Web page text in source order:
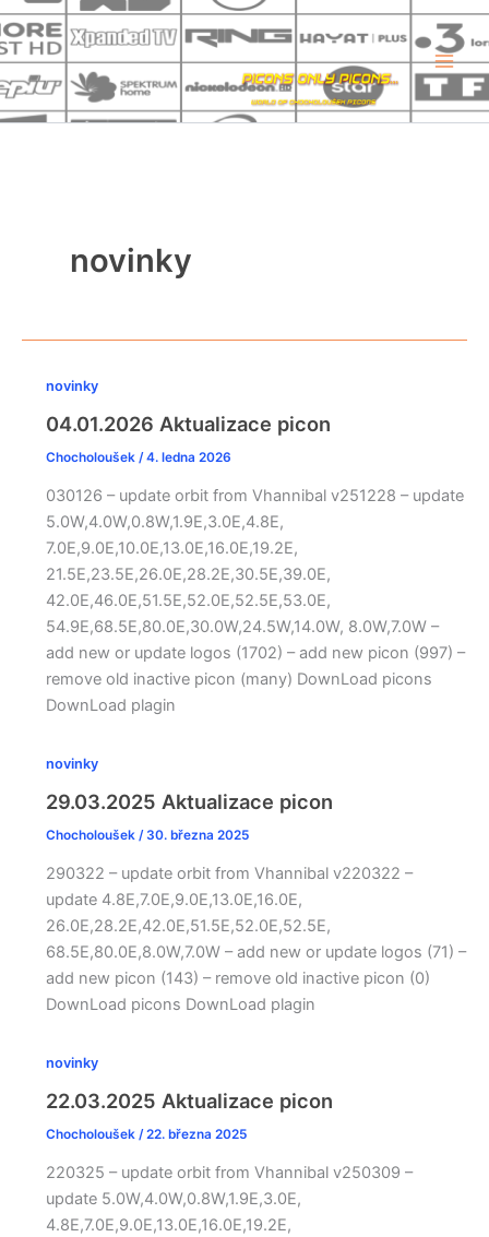
Přeskočit
na
obsah
novinky
novinky
04.01.2026 Aktualizace picon
Chocholoušek /4. ledna 2026
030126 – update orbit from Vhannibal v251228 – update
5.0W,4.0W,0.8W,1.9E,3.0E,4.8E,
7.0E,9.0E,10.0E,13.0E,16.0E,19.2E,
21.5E,23.5E,26.0E,28.2E,30.5E,39.0E,
42.0E,46.0E,51.5E,52.0E,52.5E,53.0E,
54.9E,68.5E,80.0E,30.0W,24.5W,14.0W, 8.0W,7.0W –
add new or update logos (1702) – add new picon (997) –
remove old inactive picon (many) DownLoad picons
DownLoad plagin
novinky
29.03.2025 Aktualizace picon
Chocholoušek / 30. března 2025
290322 – update orbit from Vhannibal v220322 –
update 4.8E,7.0E,9.0E,13.0E,16.0E,
26.0E,28.2E,42.0E,51.5E,52.0E,52.5E,
68.5E,80.0E,8.0W,7.0W – add new or update logos (71) –
add new picon (143) – remove old inactive picon (0)
DownLoad picons DownLoad plagin
novinky
22.03.2025 Aktualizace picon
Chocholoušek /22. března 2025
220325 – update orbit from Vhannibal v250309 –
update 5.0W,4.0W,0.8W,1.9E,3.0E,
4.8E,7.0E,9.0E,13.0E,16.0E,19.2E,